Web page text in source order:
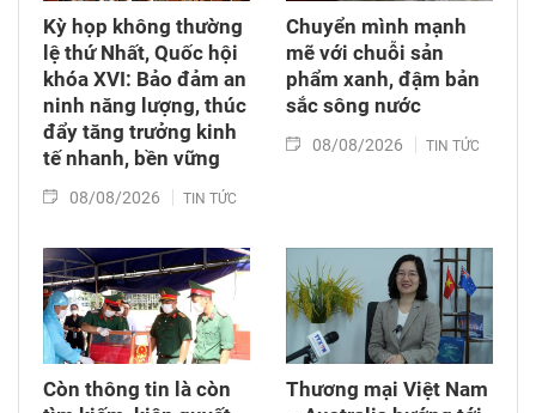
từng trải qua.
Kỳ họp không thường
lệ thứ Nhất, Quốc hội
khóa XVI: Bảo đảm an
ninh năng lượng, thúc
đẩy tăng trưởng kinh
tế nhanh, bền vững
08/08/2026 TIN TỨC
Chuyển mình mạnh
mẽ với chuỗi sản
phẩm xanh, đậm bản
sắc sông nước
08/08/2026 TIN TỨC
Còn thông tin là còn
Thương mại Việt Nam